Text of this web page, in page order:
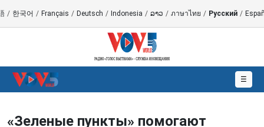
/ 한국어 / Français / Deutsch / Indonesia / ລາວ / ภาษาไทย / Русский /
☰
«Зеленые пункты» помогают